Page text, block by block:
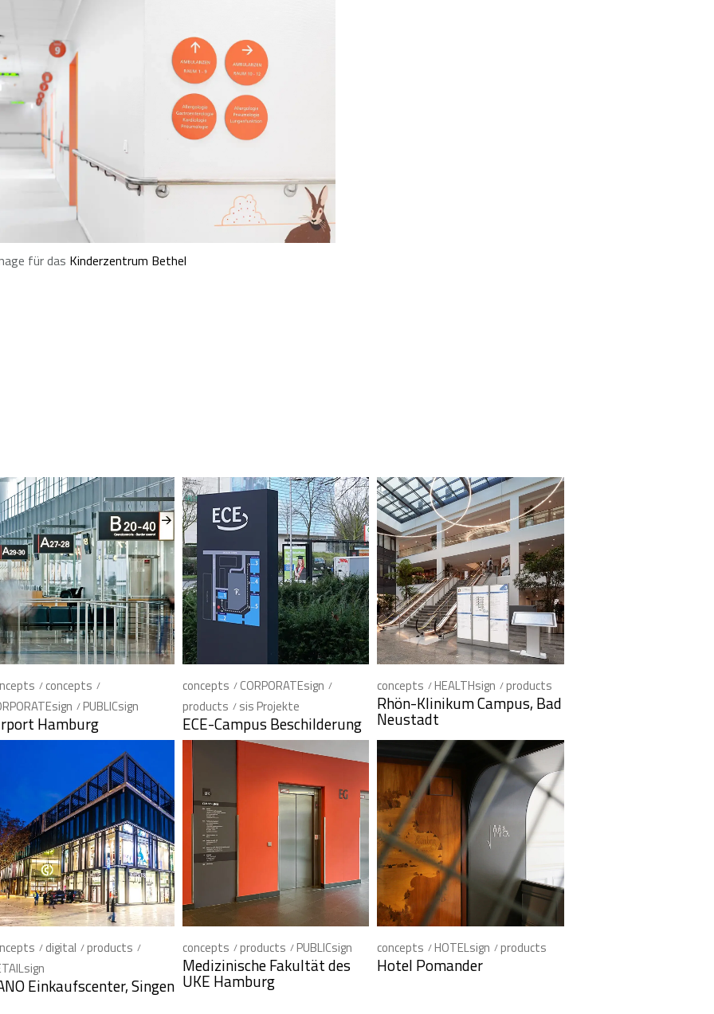
für das Kinderzentrum Bethel
concepts
PUBLICsign
Hamburg
concepts
CORPORATEsign
products
sis Projekte
ECE-Campus Beschilderung
concepts HEALTHsign products
Rhön-Klinikum Campus, Bad
Neustadt
digital
products
Einkaufscenter, Singen
concepts products PUBLICsign
Medizinische Fakultät des
UKE Hamburg
concepts HOTELsign products
Hotel Pomander